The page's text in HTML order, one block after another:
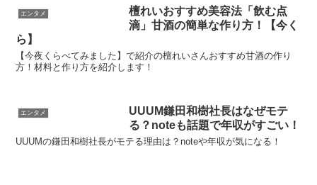
エンタメ
檀れいおすすめ美容法「飲む点
滴」甘酒の簡単な作り方！【今く
ら】
【今夜くらべてみました】で紹介の檀れいさんおすすめ甘酒の作り
方！材料と作り方を紹介します！
エンタメ
UUUM鎌田和樹社長はなぜモテ
る？noteも話題で年収がすごい！
UUUMの鎌田和樹社長がモテる理由は？noteや年収が気になる！